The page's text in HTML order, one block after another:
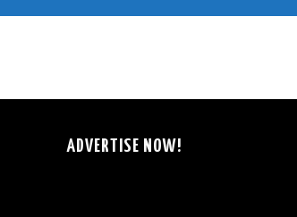
ADVERTISE NOW!